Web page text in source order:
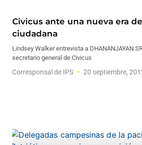
Civicus ante una nueva era
ciudadana
Lindsey Walker entrevista a DHANANJAYAN
secretario general de Civicus
Corresponsal de IPS 20 septiembre,